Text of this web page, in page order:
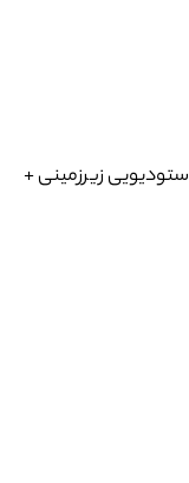
زیرزمینی +